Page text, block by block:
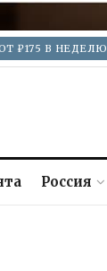
₽175 В НЕДЕЛЮ
Россия